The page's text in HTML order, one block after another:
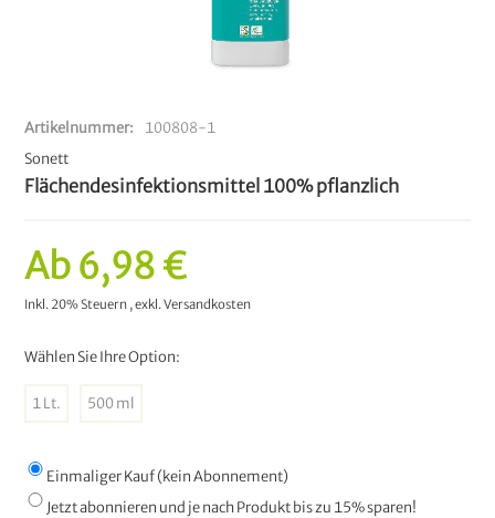
Artikelnummer
100808-1
Sonett
Flächendesinfektionsmittel 100% pflanzlich
Ab6,98 €
Inkl. 20% Steuern ,exkl.Versandkosten
Wählen Sie Ihre Option:
1 Lt. 500 ml
Einmaliger Kauf (kein Abonnement)
Jetzt abonnieren und je nach Produkt bis zu 15% sparen!